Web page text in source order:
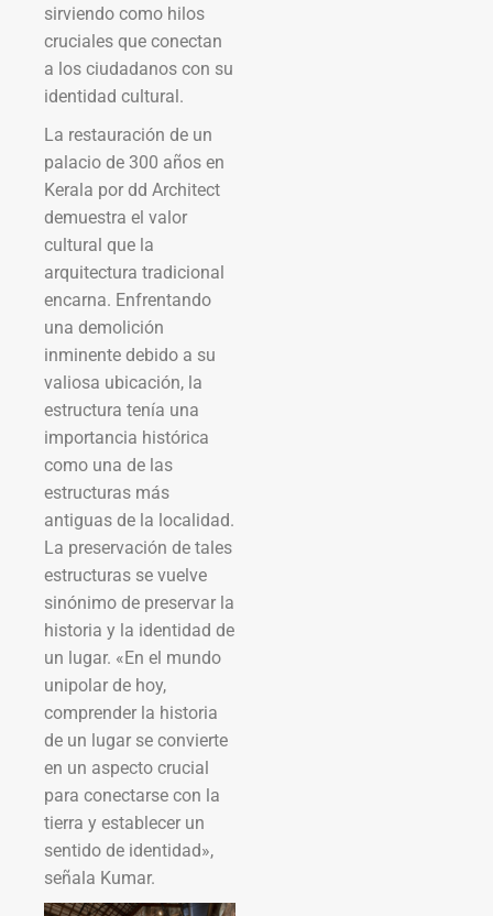
sirviendo como hilos
cruciales que conectan
a los ciudadanos con su
identidad cultural.
La restauración de un
palacio de 300 años en
Kerala por dd Architect
demuestra el valor
cultural que la
arquitectura tradicional
encarna. Enfrentando
una demolición
inminente debido a su
valiosa ubicación, la
estructura tenía una
importancia histórica
como una de las
estructuras más
antiguas de la localidad.
La preservación de tales
estructuras se vuelve
sinónimo de preservar la
historia y la identidad de
un lugar. «En el mundo
unipolar de hoy,
comprender la historia
de un lugar se convierte
en un aspecto crucial
para conectarse con la
tierra y establecer un
sentido de identidad»,
señala Kumar.